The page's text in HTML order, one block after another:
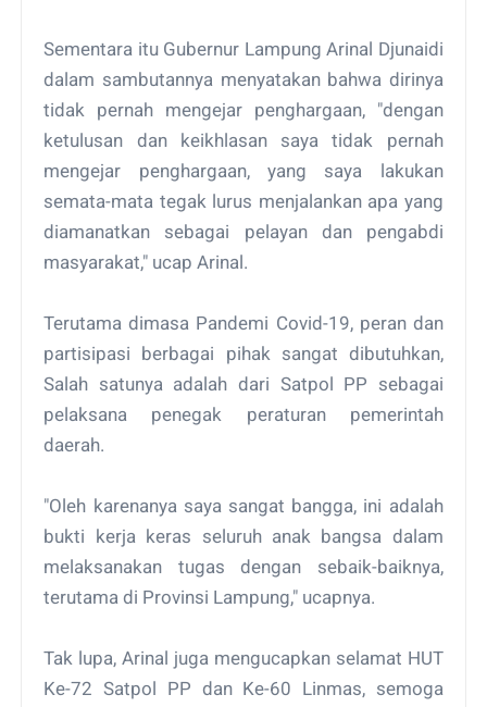
Sementara itu Gubernur Lampung Arinal Djunaidi
dalam sambutannya menyatakan bahwa dirinya
tidak pernah mengejar penghargaan, "dengan
ketulusan dan keikhlasan saya tidak pernah
mengejar penghargaan, yang saya lakukan
semata-mata tegak lurus menjalankan apa yang
diamanatkan sebagai pelayan dan pengabdi
masyarakat," ucap Arinal.
Terutama dimasa Pandemi Covid-19, peran dan
partisipasi berbagai pihak sangat dibutuhkan,
Salah satunya adalah dari Satpol PP sebagai
pelaksana penegak peraturan pemerintah
daerah.
"Oleh karenanya saya sangat bangga, ini adalah
bukti kerja keras seluruh anak bangsa dalam
melaksanakan tugas dengan sebaik-baiknya,
terutama di Provinsi Lampung," ucapnya.
Tak lupa, Arinal juga mengucapkan selamat HUT
Ke-72 Satpol PP dan Ke-60 Linmas, semoga